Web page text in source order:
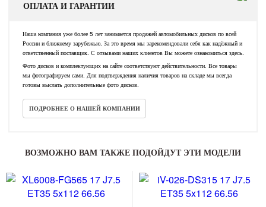
ОПЛАТА И ГАРАНТИИ
Наша компания уже более 5 лет занимается продажей автомобильных дисков по всей
России и ближнему зарубежью. За это время мы зарекомендовали себя как надёжный и
ответственный поставщик. С отзывами наших клиентов Вы можете ознакомиться здесь.
Фото дисков и комплектующих на сайте соответствуют действительности. Все товары
мы фотографируем сами. Для подтверждения наличия товаров на складе мы всегда
готовы выслать дополнительные фото дисков.
ПОДРОБНЕЕ О НАШЕЙ КОМПАНИИ
ВОЗМОЖНО ВАМ ТАКЖЕ ПОДОЙДУТ ЭТИ МОДЕЛИ